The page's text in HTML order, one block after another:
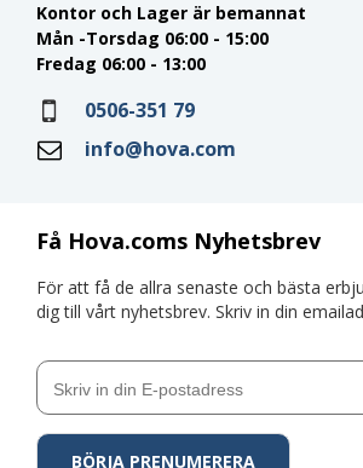
Få Hova.coms Nyhetsbrev
För att få de allra senaste och bästa
dig till vårt nyhetsbrev. Skriv in din
Kontor och Lager är bemannat
Mån -Torsdag 06:00 - 15:00
Fredag 06:00 - 13:00
0506-351 79
info@hova.com